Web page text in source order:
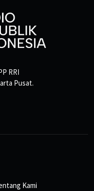
RRI
Pusat.
Kami